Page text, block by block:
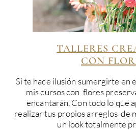
TALLERES
CON
Si te hace ilusión sumergirte en
mis cursos con flores
encantarán. Con todo lo que
realizar tus propios arreglos de
un look totalmente